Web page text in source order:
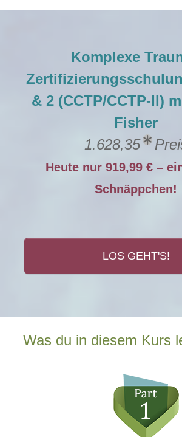
Komplexe
& 2 (CCTP/CCTP-II)
Fisher
1.628,35
Heute nur 919,99 € –
Schnäppchen!
LOS GEHT'S!
Was du in diesem Kurs